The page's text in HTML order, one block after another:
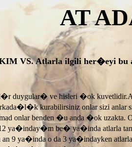
AT
VS. Atlarla ilgili her�eyi bu
duygular� ve hisleri �ok
kurabilirsiniz onlar sizi
onlar benden �u anda �ok
ya�inday�m be� ya�inda atlarla
9 ya�inda o da 3 ya�indayken